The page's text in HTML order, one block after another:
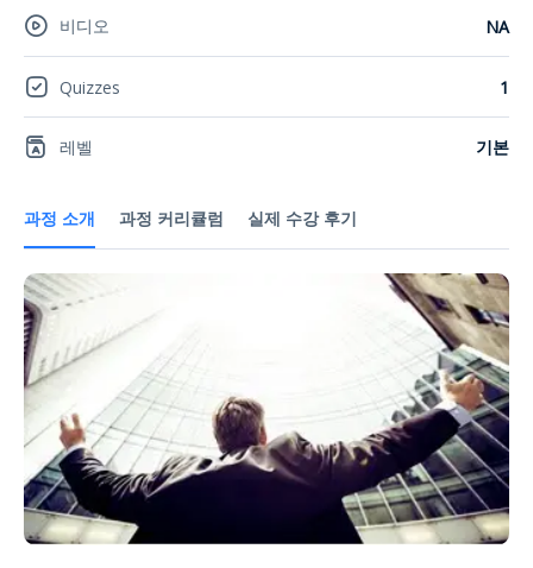
과정 소개 과정 커리큘럼 실제 수강 후기
비디오 NA
Quizzes 1
레벨 기본